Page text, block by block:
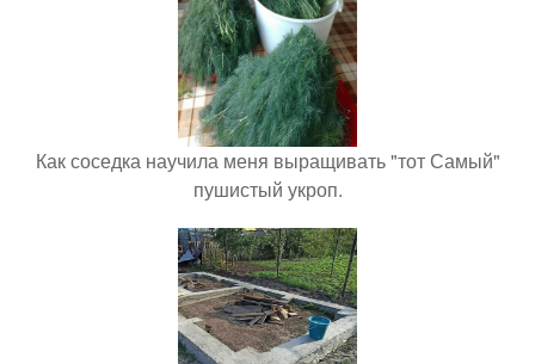
Как соседка научила меня выращивать "тот Самый"
пушистый укроп.